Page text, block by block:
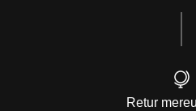
Retur